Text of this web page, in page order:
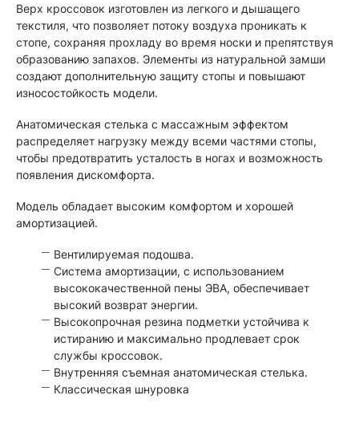
Верх кроссовок изготовлен из легкого и дышащего
текстиля, что позволяет потоку воздуха проникать к
стопе, сохраняя прохладу во время носки и препятствуя
образованию запахов. Элементы из натуральной замши
создают дополнительную защиту стопы и повышают
износостойкость модели.
Анатомическая стелька с массажным эффектом
распределяет нагрузку между всеми частями стопы,
чтобы предотвратить усталость в ногах и возможность
появления дискомфорта.
Модель обладает высоким комфортом и хорошей
амортизацией.
Вентилируемая подошва.
Система амортизации, с использованием
высококачественной пены ЭВА, обеспечивает
высокий возврат энергии.
Высокопрочная резина подметки устойчива к
истиранию и максимально продлевает срок
службы кроссовок.
Внутренняя съемная анатомическая стелька.
Классическая шнуровка